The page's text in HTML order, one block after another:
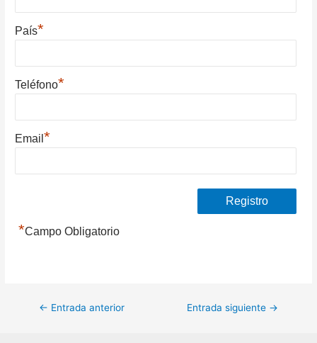
País*
Teléfono*
Email*
*Campo Obligatorio
Navegación
← Entrada anterior Entrada siguiente →